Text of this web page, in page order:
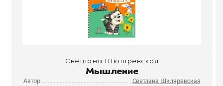
Светлана Шкляревская
Мышление
Автор
Светлана Шкляревская